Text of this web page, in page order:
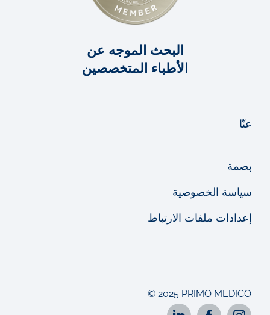
البحث الموجه عن
الأطباء المتخصصين
عنّا
بصمة
سياسة الخصوصية
إعدادات ملفات الارتباط
© 2025 PRIMO MEDICO